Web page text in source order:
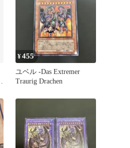
¥455
ユベル -Das Extremer
Traurig Drachen